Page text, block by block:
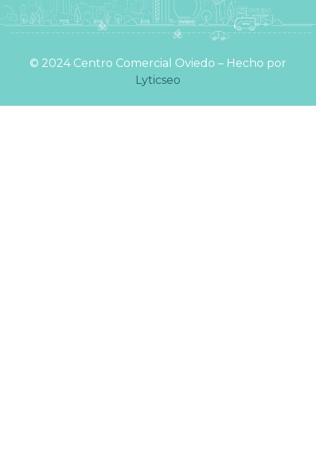
©️ 2024 Centro Comercial Oviedo – Hecho por
Lyticseo